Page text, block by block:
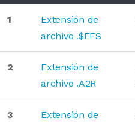
1
Extensión de
archivo .$EFS
2
Extensión de
archivo .A2R
3
Extensión de